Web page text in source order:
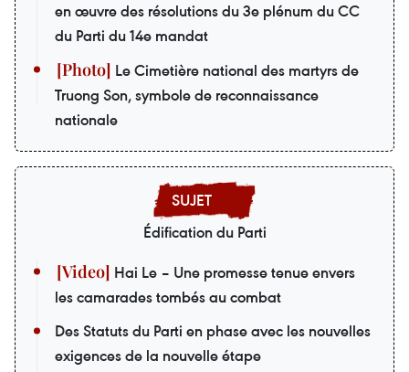
en œuvre des résolutions du 3e plénum du CC
du Parti du 14e mandat
Le Cimetière national des martyrs de
Truong Son, symbole de reconnaissance
nationale
Édification du Parti
Hai Le – Une promesse tenue envers
les camarades tombés au combat
Des Statuts du Parti en phase avec les nouvelles
exigences de la nouvelle étape